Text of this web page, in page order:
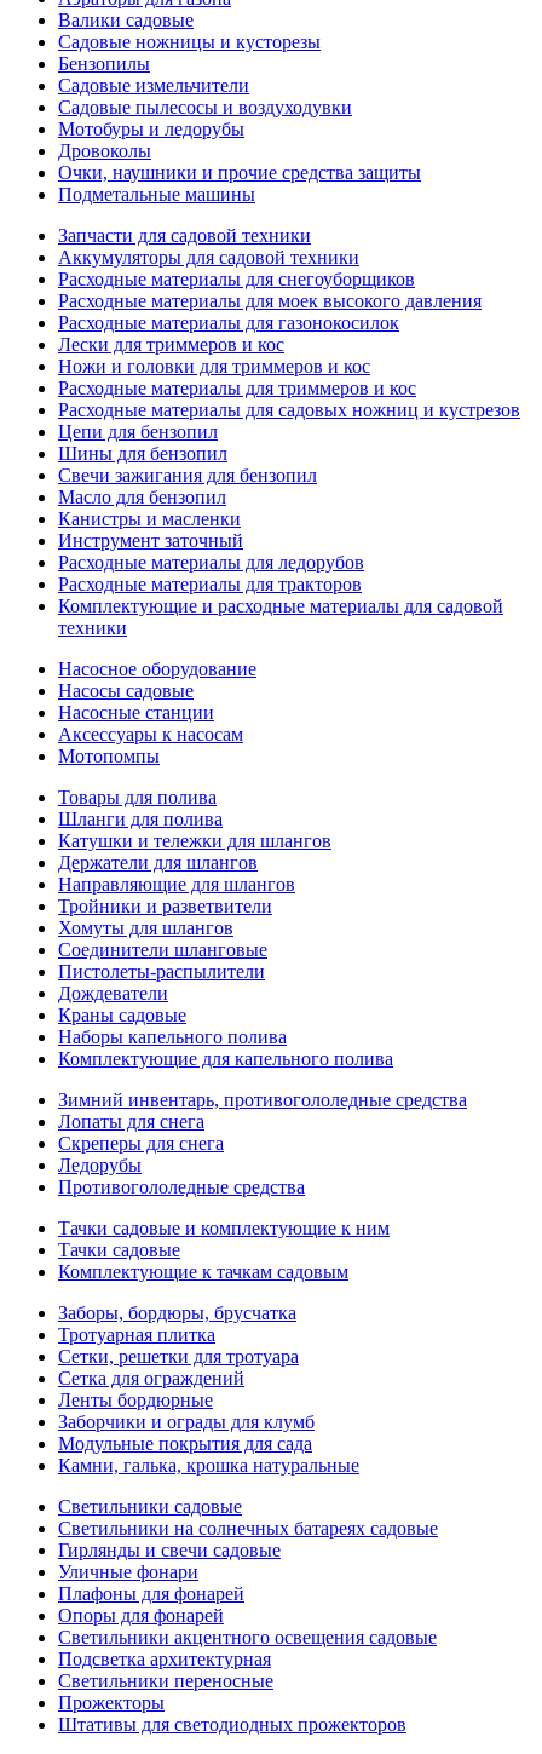
Валики садовые
Садовые ножницы и кусторезы
Бензопилы
Садовые измельчители
Садовые пылесосы и воздуходувки
Мотобуры и ледорубы
Дровоколы
Очки, наушники и прочие средства защиты
Подметальные машины
Запчасти для садовой техники
Аккумуляторы для садовой техники
Расходные материалы для снегоуборщиков
Расходные материалы для моек высокого давления
Расходные материалы для газонокосилок
Лески для триммеров и кос
Ножи и головки для триммеров и кос
Расходные материалы для триммеров и кос
Расходные материалы для садовых ножниц и кустрезов
Цепи для бензопил
Шины для бензопил
Свечи зажигания для бензопил
Масло для бензопил
Канистры и масленки
Инструмент заточный
Расходные материалы для ледорубов
Расходные материалы для тракторов
Комплектующие и расходные материалы для садовой
техники
Насосное оборудование
Насосы садовые
Насосные станции
Аксессуары к насосам
Мотопомпы
Товары для полива
Шланги для полива
Катушки и тележки для шлангов
Держатели для шлангов
Направляющие для шлангов
Тройники и разветвители
Хомуты для шлангов
Соединители шланговые
Пистолеты-распылители
Дождеватели
Краны садовые
Наборы капельного полива
Комплектующие для капельного полива
Зимний инвентарь, противогололедные средства
Лопаты для снега
Скреперы для снега
Ледорубы
Противогололедные средства
Тачки садовые и комплектующие к ним
Тачки садовые
Комплектующие к тачкам садовым
Заборы, бордюры, брусчатка
Тротуарная плитка
Сетки, решетки для тротуара
Сетка для ограждений
Ленты бордюрные
Заборчики и ограды для клумб
Модульные покрытия для сада
Камни, галька, крошка натуральные
Светильники садовые
Светильники на солнечных батареях садовые
Гирлянды и свечи садовые
Уличные фонари
Плафоны для фонарей
Опоры для фонарей
Светильники акцентного освещения садовые
Подсветка архитектурная
Светильники переносные
Прожекторы
Штативы для светодиодных прожекторов